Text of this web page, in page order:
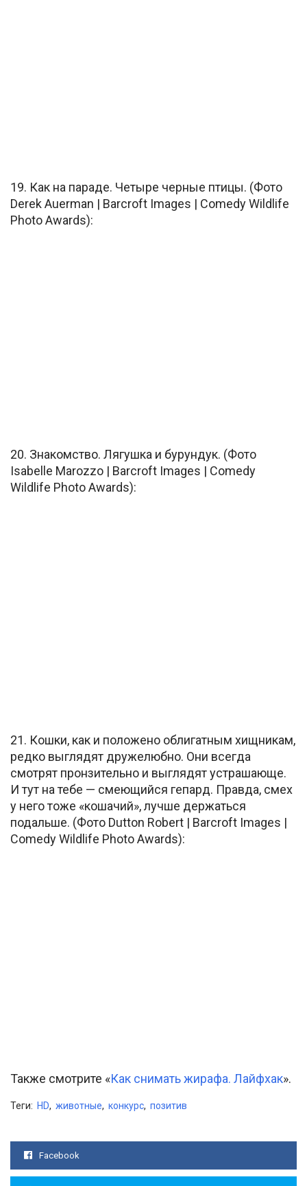
19. Как на параде. Четыре черные птицы. (Фото
Derek Auerman | Barcroft Images | Comedy Wildlife
Photo Awards):
20. Знакомство. Лягушка и бурундук. (Фото
Isabelle Marozzo | Barcroft Images | Comedy
Wildlife Photo Awards):
21. Кошки, как и положено облигатным хищникам,
редко выглядят дружелюбно. Они всегда
смотрят пронзительно и выглядят устрашающе.
И тут на тебе — смеющийся гепард. Правда, смех
у него тоже «кошачий», лучше держаться
подальше. (Фото Dutton Robert | Barcroft Images |
Comedy Wildlife Photo Awards):
Также смотрите «Как снимать жирафа. Лайфхак».
Теги: HD, животные, конкурс, позитив
Facebook